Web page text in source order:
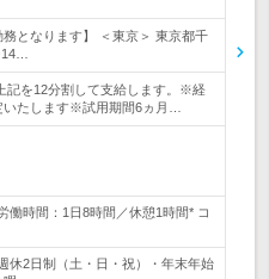
務となります】 ＜東京＞ 東京都千
記を12分割して支給します。※経
たします※試用期間6ヵ月…
働時間：1日8時間／休憩1時間* コ
休2日制（土・日・祝）・年末年始